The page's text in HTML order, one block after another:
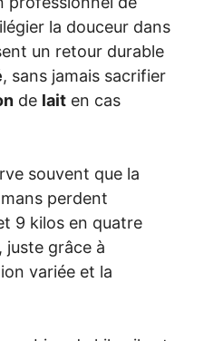
la douceur dans
un retour durable
, sans jamais sacrifier
de lait en cas
souvent que la
perdent
9 kilos en quatre
juste grâce à
variée et la